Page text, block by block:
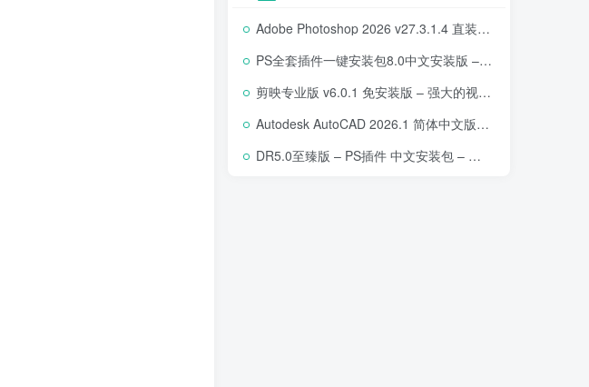
Adobe Photoshop 2026 v27.3.1.4 直装版下载 – 专业图像编辑软件
PS全套插件一键安装包8.0中文安装版 – 支持2018-2025 – 提升设计效率
剪映专业版 v6.0.1 免安装版 – 强大的视频编辑工具
Autodesk AutoCAD 2026.1 简体中文版 – 专业计算机辅助设计软件
DR5.0至臻版 – PS插件 中文安装包 – 专业级人像修图工具